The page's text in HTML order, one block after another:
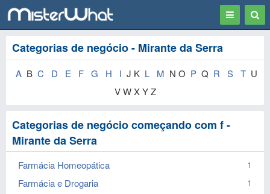
Toggle
Categorias de negócio - Mirante da Serra
A B C D E F G H I J K L M N O P Q R S T U
V W X Y Z
Categorias de negócio começando com f -
Mirante da Serra
Farmácia Homeopática 1
Farmácia e Drogaria 1